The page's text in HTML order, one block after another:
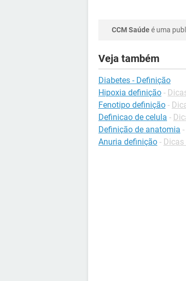
CCM Saúdeé uma
Veja também
Diabetes - Definição
Hipoxia definição -
Fenotipo definição -
Definicao de celula -
Definição de anatomia -
Anuria definição - Dicas